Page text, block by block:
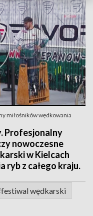
miłośników wędkowania
Profesjonalny
nowoczesne
w Kielcach
ryb z całego kraju.
wędkarski